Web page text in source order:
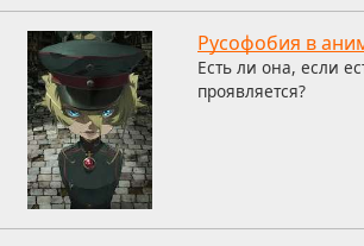
Русофобия в
Есть ли она, если
проявляется?